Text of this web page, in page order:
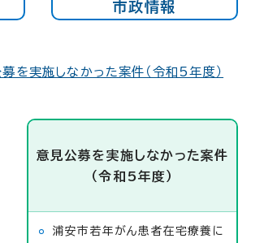
市政情報
を実施しなかった案件（令和5年度）
意見公募を実施しなかった案件
（令和5年度）
浦安市若年がん患者在宅療養に